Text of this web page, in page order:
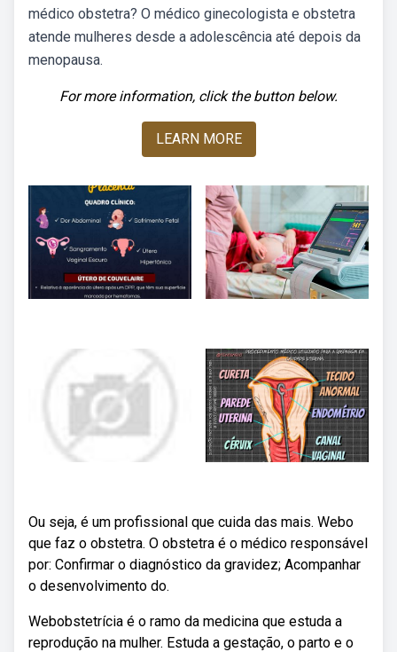
médico obstetra? O médico ginecologista e obstetra
atende mulheres desde a adolescência até depois da
menopausa.
For more information, click the button below.
LEARN MORE
Ou seja, é um profissional que cuida das mais. Webo
que faz o obstetra. O obstetra é o médico responsável
por: Confirmar o diagnóstico da gravidez; Acompanhar
o desenvolvimento do.
Webobstetrícia é o ramo da medicina que estuda a
reprodução na mulher. Estuda a gestação, o parto e o